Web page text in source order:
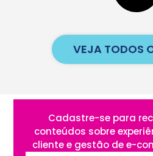
VEJA TODOS
Cadastre-se para
conteúdos sobre
cliente e gestão de e-